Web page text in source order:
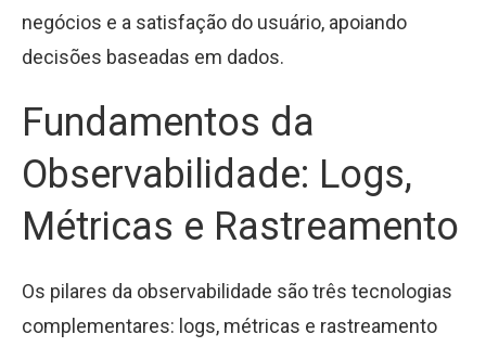
negócios e a satisfação do usuário, apoiando
decisões baseadas em dados.
Fundamentos da
Observabilidade: Logs,
Métricas e Rastreamento
Os pilares da observabilidade são três tecnologias
complementares: logs, métricas e rastreamento